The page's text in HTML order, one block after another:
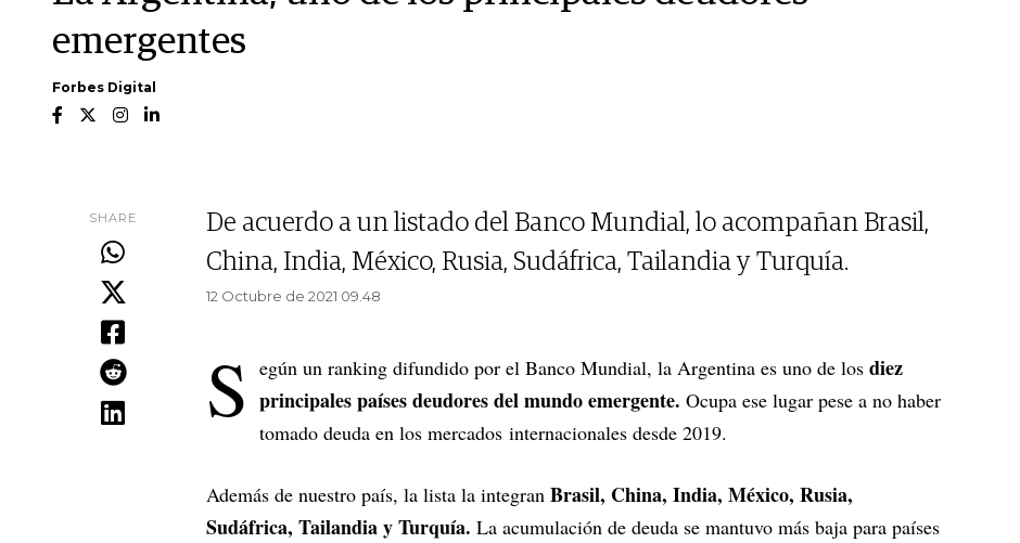
emergentes
Forbes Digital
SHARE
De acuerdo a un listado del Banco Mundial, lo acompañan Brasil,
China, India, México, Rusia, Sudáfrica, Tailandia y Turquía.
12 Octubre de 2021 09.48
S egún un ranking difundido por el Banco Mundial, la Argentina es uno de los diez
principales países deudores del mundo emergente. Ocupa ese lugar pese a no haber
tomado deuda en los mercados internacionales desde 2019.
Además de nuestro país, la lista la integran Brasil, China, India, México, Rusia,
Sudáfrica, Tailandia y Turquía. La acumulación de deuda se mantuvo más baja para países